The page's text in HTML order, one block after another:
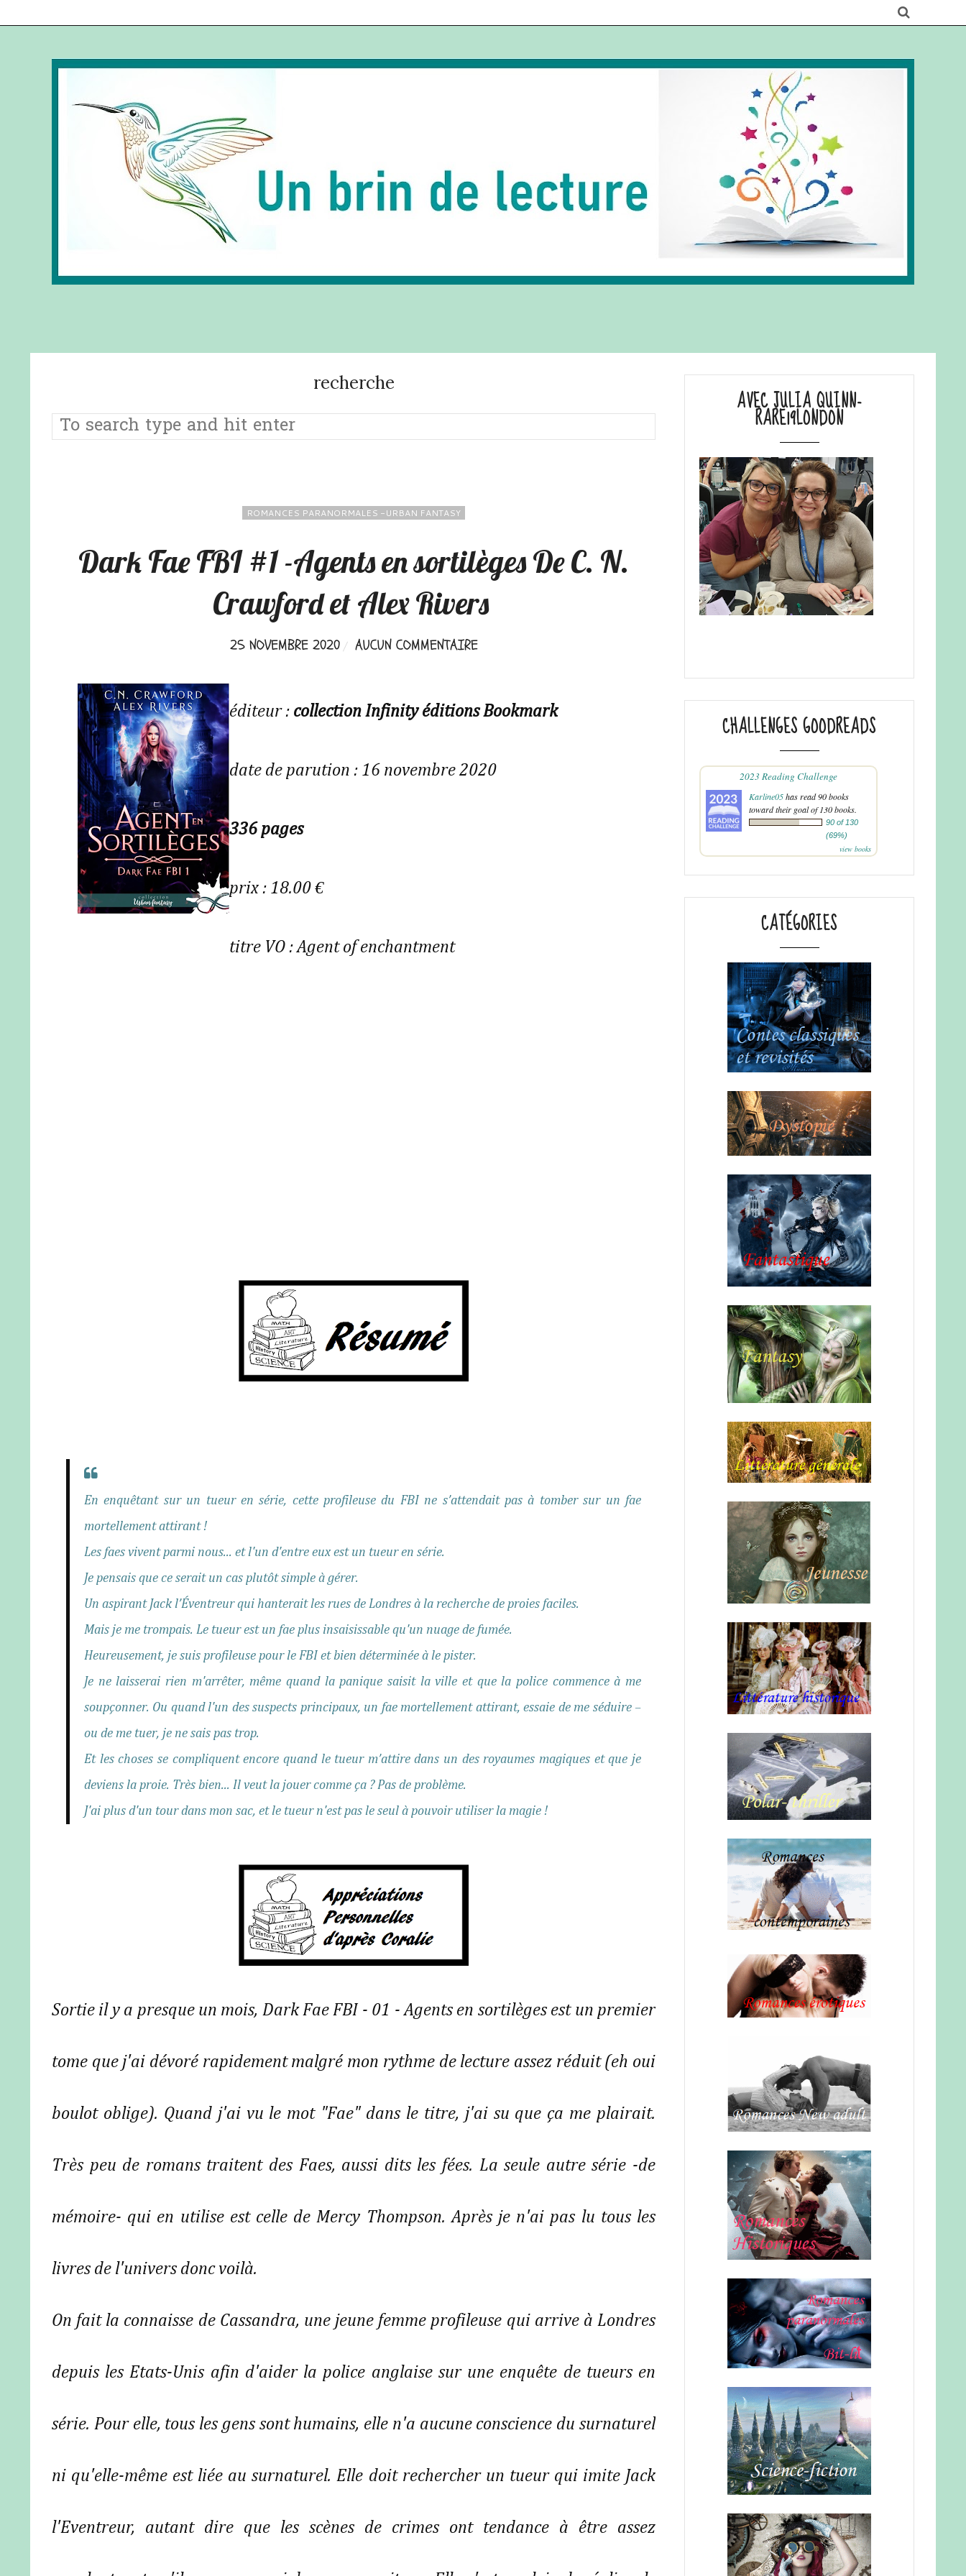
recherche
ROMANCES PARANORMALES -URBAN FANTASY
Dark Fae FBI #1 -Agents en sortilèges De C. N.
Crawford et Alex Rivers
25 NOVEMBRE 2020 AUCUN COMMENTAIRE
éditeur : collection Infinity éditions Bookmark
date de parution : 16 novembre 2020
336 pages
prix : 18.00 €
titre VO : Agent of enchantment
En enquêtant sur un tueur en série, cette profileuse du FBI ne s’attendait pas à tomber sur un fae
mortellement attirant !
Les faes vivent parmi nous... et l'un d'entre eux est un tueur en série.
Je pensais que ce serait un cas plutôt simple à gérer.
Un aspirant Jack l’Éventreur qui hanterait les rues de Londres à la recherche de proies faciles.
Mais je me trompais. Le tueur est un fae plus insaisissable qu'un nuage de fumée.
Heureusement, je suis profileuse pour le FBI et bien déterminée à le pister.
Je ne laisserai rien m'arrêter, même quand la panique saisit la ville et que la police commence à me
soupçonner. Ou quand l'un des suspects principaux, un fae mortellement attirant, essaie de me séduire –
ou de me tuer, je ne sais pas trop.
Et les choses se compliquent encore quand le tueur m’attire dans un des royaumes magiques et que je
deviens la proie. Très bien... Il veut la jouer comme ça ? Pas de problème.
J'ai plus d'un tour dans mon sac, et le tueur n'est pas le seul à pouvoir utiliser la magie !
Sortie il y a presque un mois, Dark Fae FBI - 01 - Agents en sortilèges est un premier
tome que j'ai dévoré rapidement malgré mon rythme de lecture assez réduit (eh oui
boulot oblige). Quand j'ai vu le mot "Fae" dans le titre, j'ai su que ça me plairait.
Très peu de romans traitent des Faes, aussi dits les fées. La seule autre série -de
mémoire- qui en utilise est celle de Mercy Thompson. Après je n'ai pas lu tous les
livres de l'univers donc voilà.
On fait la connaisse de Cassandra, une jeune femme profileuse qui arrive à Londres
depuis les Etats-Unis afin d'aider la police anglaise sur une enquête de tueurs en
série. Pour elle, tous les gens sont humains, elle n'a aucune conscience du surnaturel
ni qu'elle-même est liée au surnaturel. Elle doit rechercher un tueur qui imite Jack
l'Eventreur, autant dire que les scènes de crimes ont tendance à être assez
AVEC JULIA QUINN-
RARE19LONDON
CHALLENGES GOODREADS
2023 Reading Challenge
Karline05has read 90 books
toward their goal of 130 books.
90 of 130
(69%)
view books
CATÉGORIES